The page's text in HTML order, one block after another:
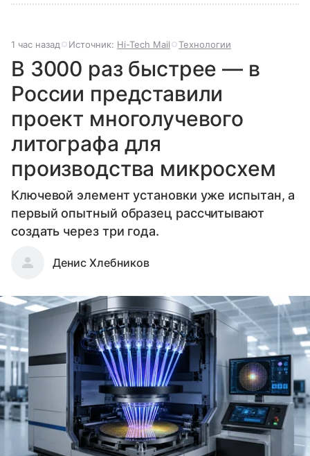
1 час назад Источник: Hi-Tech Mail Технологии
В 3000 раз быстрее — в
России представили
проект многолучевого
литографа для
производства микросхем
Ключевой элемент установки уже испытан, а
первый опытный образец рассчитывают
создать через три года.
Денис Хлебников